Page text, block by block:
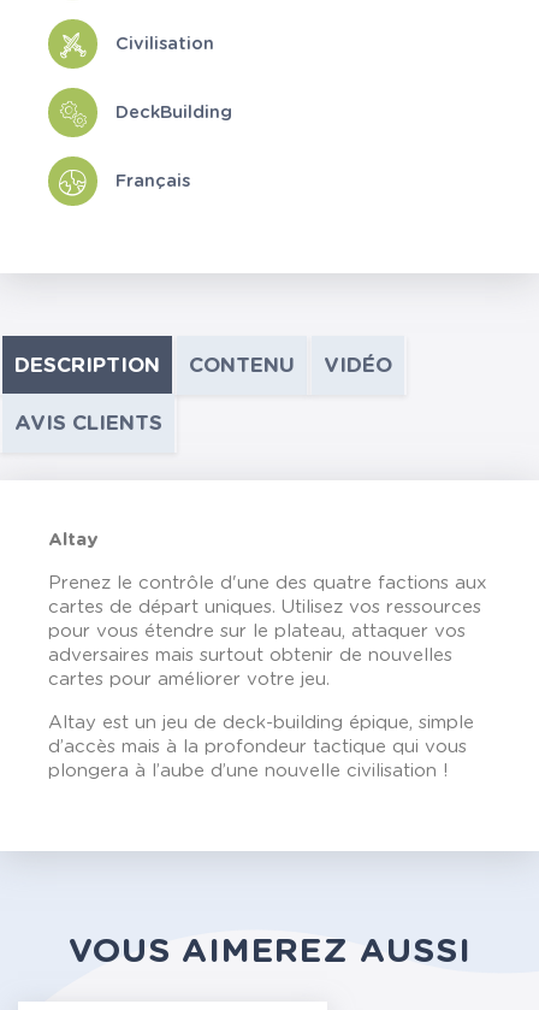
Civilisation
DeckBuilding
Français
DESCRIPTION CONTENU VIDÉO
AVIS CLIENTS
Altay
Prenez le contrôle d'une des quatre factions aux
cartes de départ uniques. Utilisez vos ressources
pour vous étendre sur le plateau, attaquer vos
adversaires mais surtout obtenir de nouvelles
cartes pour améliorer votre jeu.
Altay est un jeu de deck-building épique, simple
d’accès mais à la profondeur tactique qui vous
plongera à l’aube d’une nouvelle civilisation !
VOUS AIMEREZ AUSSI